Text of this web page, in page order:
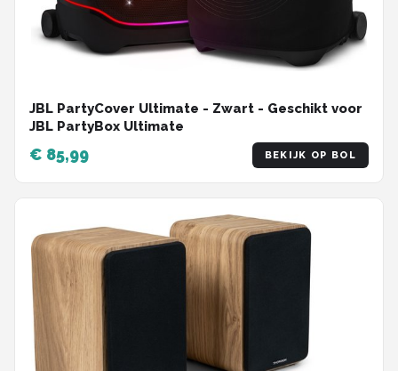
JBL PartyCover Ultimate - Zwart - Geschikt voor
JBL PartyBox Ultimate
€ 85,99 BEKIJK OP BOL